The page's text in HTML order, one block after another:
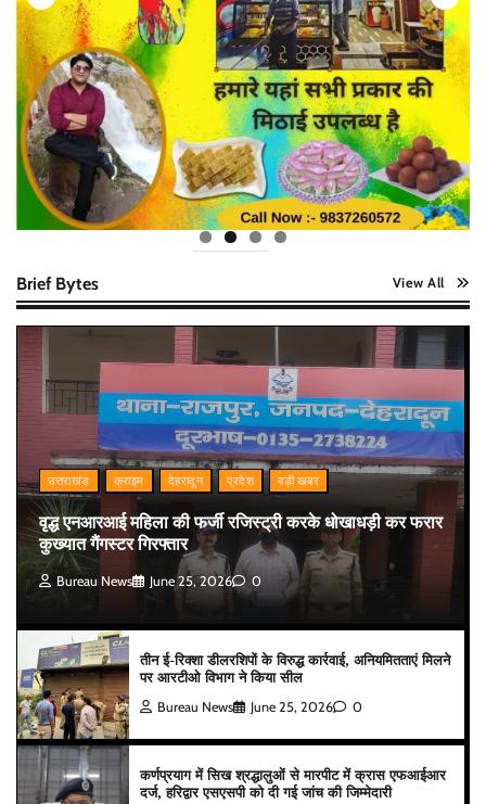
Brief Bytes View All
उत्तराखंड क्राइम देहरादून प्रदेश बड़ी खबर
वृद्ध एनआरआई महिला की फर्जी रजिस्ट्री करके धोखाधड़ी कर फरार
कुख्यात गैंगस्टर गिरफ्तार
Bureau News June 25, 2026 0
तीन ई-रिक्शा डीलरशिपों के विरुद्ध कार्रवाई, अनियमितताएं मिलने
पर आरटीओ विभाग ने किया सील
Bureau News June 25, 2026 0
कर्णप्रयाग में सिख श्रद्धालुओं से मारपीट में क्रास एफआईआर
दर्ज, हरिद्वार एसएसपी को दी गई जांच की जिम्मेदारी